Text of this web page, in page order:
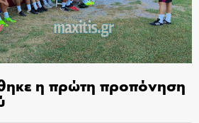
η πρώτη προπόνηση